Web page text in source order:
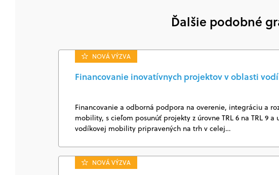
Ďalšie podobné
NOVÁ VÝZVA
Financovanie inovatívnych projektov v oblasti
Financovanie a odborná podpora na overenie, integráciu a
mobility, s cieľom posunúť projekty z úrovne TRL 6 na TRL 9
vodíkovej mobility pripravených na trh v celej…
NOVÁ VÝZVA